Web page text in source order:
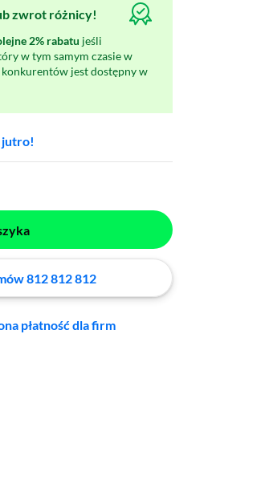
zwrot różnicy!
2% rabatu jeśli
w tym samym czasie w
jest dostępny w
jutro!
812 812 812
płatność dla firm